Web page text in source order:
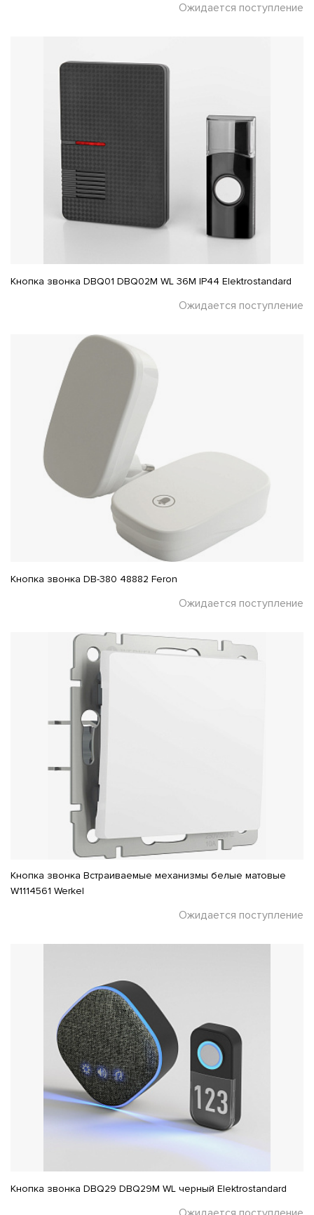
Ожидается поступление
Кнопка звонка DBQ01 DBQ02M WL 36M IP44 Elektrostandard
Ожидается поступление
Кнопка звонка DB-380 48882 Feron
Ожидается поступление
Кнопка звонка Встраиваемые механизмы белые матовые
W1114561 Werkel
Ожидается поступление
Кнопка звонка DBQ29 DBQ29M WL черный Elektrostandard